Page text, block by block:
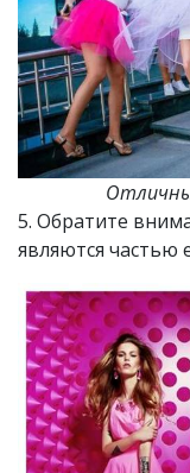
5. Обратите
являются частью